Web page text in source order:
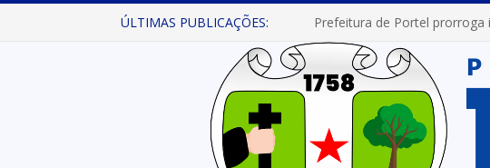
ÚLTIMAS PUBLICAÇÕES: